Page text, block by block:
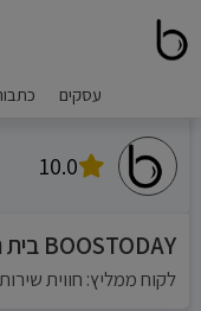
עסקים
10.0
BOOSTODAY בית תוכנה לפיתוח אתרים
לקוח ממליץ: חווית